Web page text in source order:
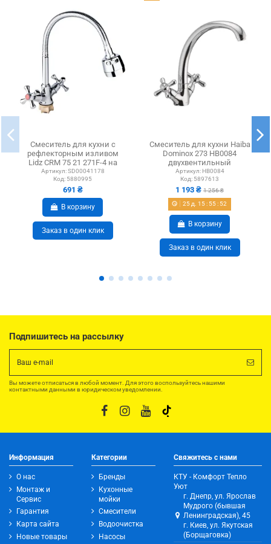
Смеситель для кухни с
рефлекторным изливом
Lidz CRM 75 21 271F-4 на
гайке
Артикул: SD00041178
Код: 5880995
691 ₴
В корзину
Заказ в один клик
Смеситель для кухни Haiba
Dominox 273 HB0084
двухвентильный
Артикул: HB0084
Код: 5897613
1 193 ₴ 1 256 ₴
25д. 15: 55: 52
В корзину
Заказ в один клик
Подпишитесь на рассылку
Вы можете отписаться в любой момент. Для этого воспользуйтесь нашими
контактными данными в юридическом уведомлении.
Информация
О нас
Монтаж и
Сервис
Гарантия
Карта сайта
Новые товары
Категории
Бренды
Кухонные
мойки
Смесители
Водоочистка
Насосы
Свяжитесь с нами
КТУ - Комфорт Тепло
Уют
г. Днепр, ул. Ярослав
Мудрого (бывшая
Ленинградская), 45
г. Киев, ул. Якутская
(Борщаговка)